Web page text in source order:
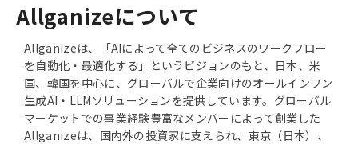
Allganizeについて
Allganizeは、「AIによって全てのビジネスのワークフロー
を自動化・最適化する」というビジョンのもと、日本、米
国、韓国を中心に、グローバルで企業向けのオールインワン
生成AI・LLMソリューションを提供しています。グローバル
マーケットでの事業経験豊富なメンバーによって創業した
Allganizeは、国内外の投資家に支えられ、東京（日本）、